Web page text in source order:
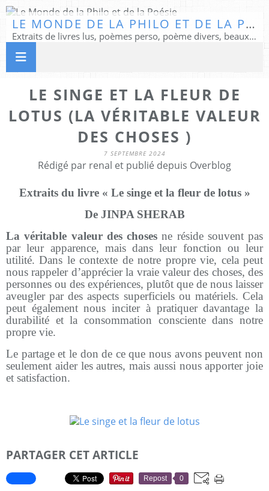
LE MONDE DE LA PHILO ET DE LA POÉSIE
Extraits de livres lus, poèmes perso, poème divers, beaux textes...
LE SINGE ET LA FLEUR DE
LOTUS (LA VÉRITABLE VALEUR
DES CHOSES )
7 SEPTEMBRE 2024
Rédigé par renal et publié depuis Overblog
Extraits du livre « Le singe et la fleur de lotus »
De JINPA SHERAB
La véritable valeur des choses ne réside souvent pas
par leur apparence, mais dans leur fonction ou leur
utilité. Dans le contexte de notre propre vie, cela peut
nous rappeler d’apprécier la vraie valeur des choses, des
personnes ou des expériences, plutôt que de nous laisser
aveugler par des aspects superficiels ou matériels. Cela
peut également nous inciter à pratiquer davantage la
durabilité et la consommation consciente dans notre
propre vie.
Le partage et le don de ce que nous avons peuvent non
seulement aider les autres, mais aussi nous apporter joie
et satisfaction.
PARTAGER CET ARTICLE
Repost 0